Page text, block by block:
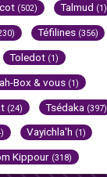
(502) Talmud (1)
Téfilines (356)
Toledot (1)
Box & vous (1)
(24) Tsédaka (397)
Vayichla'h (1)
Kippour (318)